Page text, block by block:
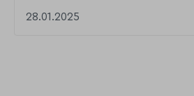
28.01.2025